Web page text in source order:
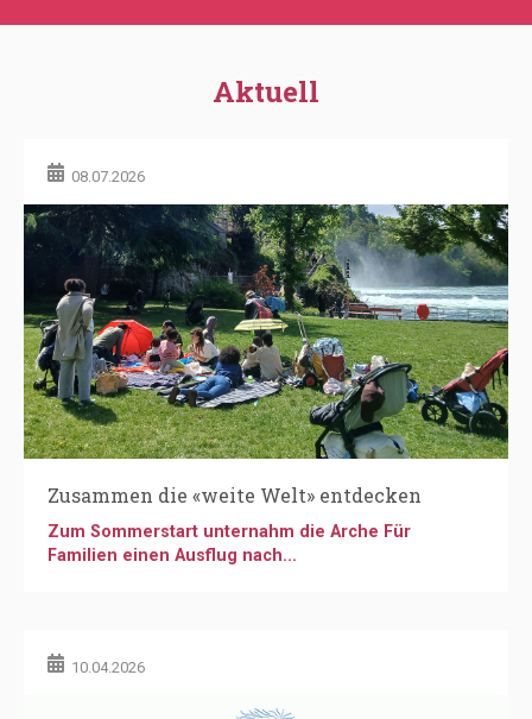
Aktuell
08.07.2026
Zusammen die «weite Welt» entdecken
Zum Sommerstart unternahm die Arche Für
Familien einen Ausflug nach...
10.04.2026